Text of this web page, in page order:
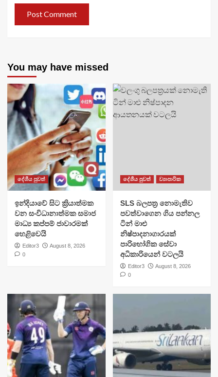
You may have missed
දේශීය පුවත්
​ඉන්දියාවේ සිට ක්‍රියාත්මක
වන සංවිධානාත්මක සමාජ
මාධ්‍ය කප්පම් ජාවාරමක්
හෙළිවෙයි
Editor3
August 8, 2026
0
දේශීය පුවත් ව්‍යාපාරික
SLS බලපත්‍ර නොමැතිව
පවත්වාගෙන ගිය පන්නල
ටින් මාළු
නිෂ්පාදනාගාරයක්
පාරිභෝගික සේවා
අධිකාරියෙන් වටලයි
Editor3
August 8, 2026
0